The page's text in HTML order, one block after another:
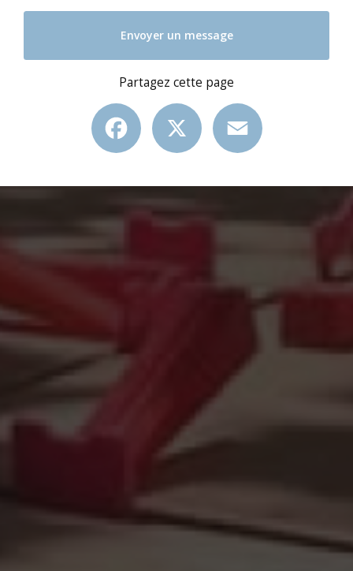
Envoyer un message
Partagez cette page
Facebook